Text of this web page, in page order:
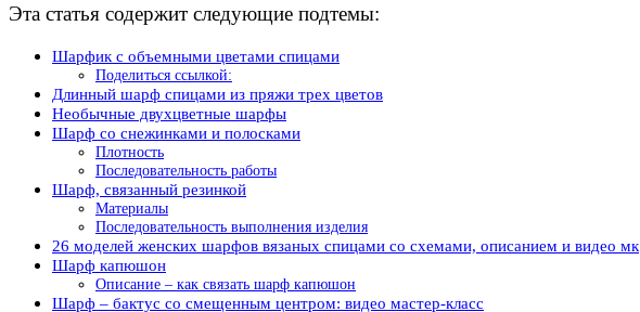
Эта статья содержит следующие подтемы:
Шарфик с объемными цветами спицами
Поделиться ссылкой:
Длинный шарф спицами из пряжи трех цветов
Необычные двухцветные шарфы
Шарф со снежинками и полосками
Плотность
Последовательность работы
Шарф, связанный резинкой
Материалы
Последовательность выполнения изделия
26 моделей женских шарфов вязаных спицами со схемами, описанием и видео мк
Шарф капюшон
Описание – как связать шарф капюшон
Шарф – бактус со смещенным центром: видео мастер-класс